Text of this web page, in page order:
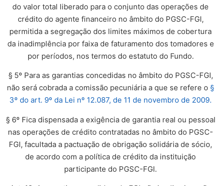
do valor total liberado para o conjunto das operações de
crédito do agente financeiro no âmbito do PGSC-FGI,
permitida a segregação dos limites máximos de cobertura
da inadimplência por faixa de faturamento dos tomadores e
por períodos, nos termos do estatuto do Fundo.
§ 5º Para as garantias concedidas no âmbito do PGSC-FGI,
não será cobrada a comissão pecuniária a que se refere o §
3º do art. 9º da Lei nº 12.087, de 11 de novembro de 2009.
§ 6º Fica dispensada a exigência de garantia real ou pessoal
nas operações de crédito contratadas no âmbito do PGSC-
FGI, facultada a pactuação de obrigação solidária de sócio,
de acordo com a política de crédito da instituição
participante do PGSC-FGI.